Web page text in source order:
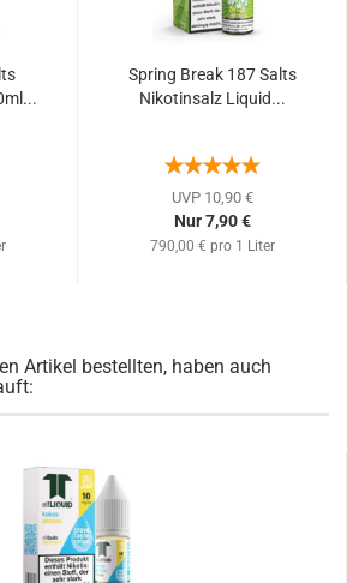
Spring Break 187 Salts
Nikotinsalz Liquid...
UVP 10,90 €
Nur 7,90 €
790,00 € pro 1 Liter
Artikel bestellten, haben auch